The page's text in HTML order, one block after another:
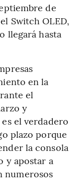
de
Switch OLED,
llegará hasta
en la
el
y
el verdadero
plazo porque
la consola
y apostar a
numerosos